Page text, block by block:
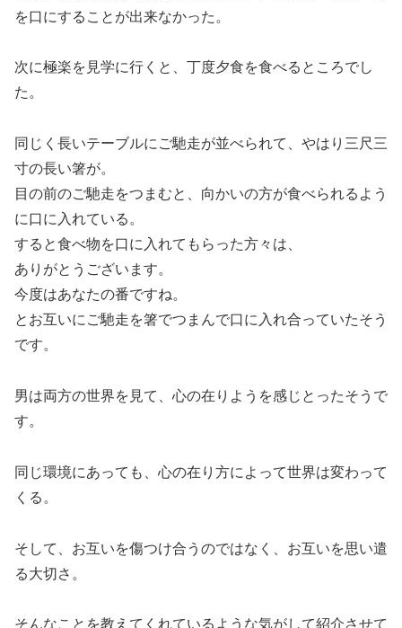
を口にすることが出来なかった。
次に極楽を見学に行くと、丁度夕食を食べるところでし
た。
同じく長いテーブルにご馳走が並べられて、やはり三尺三
寸の長い箸が。
目の前のご馳走をつまむと、向かいの方が食べられるよう
に口に入れている。
すると食べ物を口に入れてもらった方々は、
ありがとうございます。
今度はあなたの番ですね。
とお互いにご馳走を箸でつまんで口に入れ合っていたそう
です。
男は両方の世界を見て、心の在りようを感じとったそうで
す。
同じ環境にあっても、心の在り方によって世界は変わって
くる。
そして、お互いを傷つけ合うのではなく、お互いを思い遣
る大切さ。
そんなことを教えてくれているような気がして紹介させて